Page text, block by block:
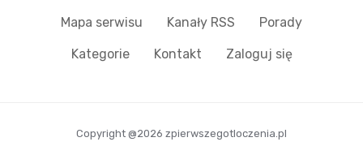
Mapa serwisu Kanały RSS Porady
Kategorie Kontakt Zaloguj się
Copyright @2026 zpierwszegotloczenia.pl